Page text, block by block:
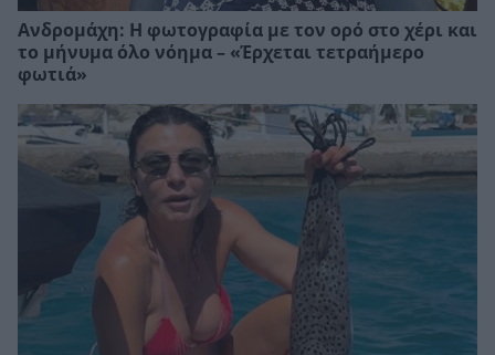
Ανδρομάχη: Η φωτογραφία με τον ορό στο χέρι και
το μήνυμα όλο νόημα – «Έρχεται τετραήμερο
φωτιά»